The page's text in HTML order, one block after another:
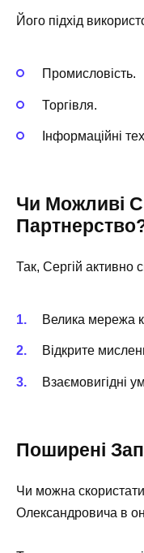
Його підхід
Промисловість.
Торгівля.
Інформаційні
Чи Можливі
Так, Сергій активно
Велика мережа
Відкрите
Взаємовигідні
Поширені
Чи можна
Олександровича в